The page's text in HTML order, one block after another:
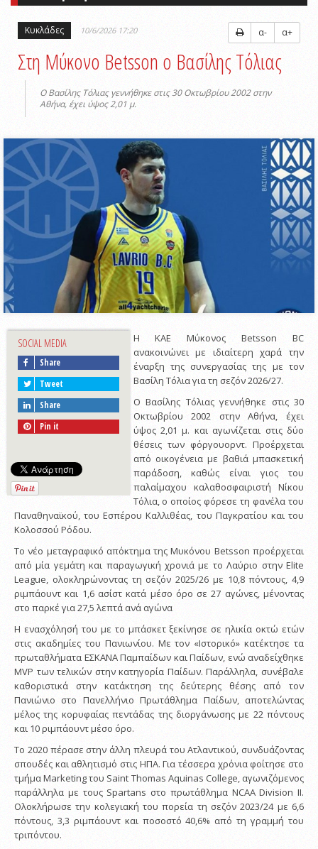
Κυκλάδες 10/6/2026 17:20 α- α+
Στη Μύκονο Betsson ο Βασίλης Τόλιας
Ο Βασίλης Τόλιας γεννήθηκε στις 30 Οκτωβρίου 2002 στην
Αθήνα, έχει ύψος 2,01 μ.
SOCIAL MEDIA
Share
Tweet
Share
Pin it
Η ΚΑΕ Μύκονος Betsson BC
ανακοινώνει με ιδιαίτερη χαρά την
έναρξη της συνεργασίας της με τον
Βασίλη Τόλια για τη σεζόν 2026/27.
Ο Βασίλης Τόλιας γεννήθηκε στις 30
Οκτωβρίου 2002 στην Αθήνα, έχει
ύψος 2,01 μ. και αγωνίζεται στις δύο
θέσεις των φόργουορντ. Προέρχεται
από οικογένεια με βαθιά μπασκετική
παράδοση, καθώς είναι γιος του
παλαίμαχου καλαθοσφαιριστή Νίκου
Τόλια, ο οποίος φόρεσε τη φανέλα του
Παναθηναϊκού, του Εσπέρου Καλλιθέας, του Παγκρατίου και του
Κολοσσού Ρόδου.
Το νέο μεταγραφικό απόκτημα της Μυκόνου Betsson προέρχεται
από μία γεμάτη και παραγωγική χρονιά με το Λαύριο στην Elite
League, ολοκληρώνοντας τη σεζόν 2025/26 με 10,8 πόντους, 4,9
ριμπάουντ και 1,6 ασίστ κατά μέσο όρο σε 27 αγώνες, μένοντας
στο παρκέ για 27,5 λεπτά ανά αγώνα
Η ενασχόλησή του με το μπάσκετ ξεκίνησε σε ηλικία οκτώ ετών
στις ακαδημίες του Πανιωνίου. Με τον «Ιστορικό» κατέκτησε τα
πρωταθλήματα ΕΣΚΑΝΑ Παμπαίδων και Παίδων, ενώ αναδείχθηκε
MVP των τελικών στην κατηγορία Παίδων. Παράλληλα, συνέβαλε
καθοριστικά στην κατάκτηση της δεύτερης θέσης από τον
Πανιώνιο στο Πανελλήνιο Πρωτάθλημα Παίδων, αποτελώντας
μέλος της κορυφαίας πεντάδας της διοργάνωσης με 22 πόντους
και 10 ριμπάουντ μέσο όρο.
Το 2020 πέρασε στην άλλη πλευρά του Ατλαντικού, συνδυάζοντας
σπουδές και αθλητισμό στις ΗΠΑ. Για τέσσερα χρόνια φοίτησε στο
τμήμα Marketing του Saint Thomas Aquinas College, αγωνιζόμενος
παράλληλα με τους Spartans στο πρωτάθλημα NCAA Division II.
Ολοκλήρωσε την κολεγιακή του πορεία τη σεζόν 2023/24 με 6,6
πόντους, 3,3 ριμπάουντ και ποσοστό 40,6% από τη γραμμή του
τριπόντου.